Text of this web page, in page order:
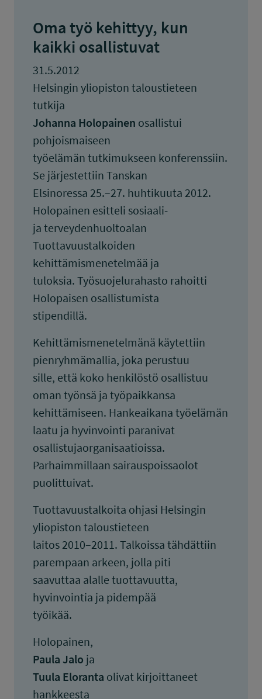
Oma työ kehittyy, kun
kaikki osallistuvat
31.5.2012
Helsingin yliopiston taloustieteen
tutkija
Johanna Holopainen osallistui
pohjoismaiseen
työelämän tutkimukseen konferenssiin.
Se järjestettiin Tanskan
Elsinoressa 25.–27. huhtikuuta 2012.
Holopainen esitteli sosiaali-
ja terveydenhuoltoalan
Tuottavuustalkoiden
kehittämismenetelmää ja
tuloksia. Työsuojelurahasto rahoitti
Holopaisen osallistumista
stipendillä.
Kehittämismenetelmänä käytettiin
pienryhmämallia, joka perustuu
sille, että koko henkilöstö osallistuu
oman työnsä ja työpaikkansa
kehittämiseen. Hankeaikana työelämän
laatu ja hyvinvointi paranivat
osallistujaorganisaatioissa.
Parhaimmillaan sairauspoissaolot
puolittuivat.
Tuottavuustalkoita ohjasi Helsingin
yliopiston taloustieteen
laitos 2010–2011. Talkoissa tähdättiin
parempaan arkeen, jolla piti
saavuttaa alalle tuottavuutta,
hyvinvointia ja pidempää
työikää.
Holopainen,
Paula Jalo ja
Tuula Eloranta olivat kirjoittaneet
hankkeesta